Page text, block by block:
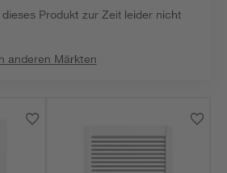
Produkt zur Zeit leider nicht
anderen Märkten